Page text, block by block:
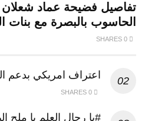
تفاصيل فضيحة عماد شعلان
الحاسوب بالبصرة مع بنات
اعتراف امريكي بدعم
#يا رجال العلم يا ملح